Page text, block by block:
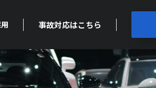
事故対応はこちら